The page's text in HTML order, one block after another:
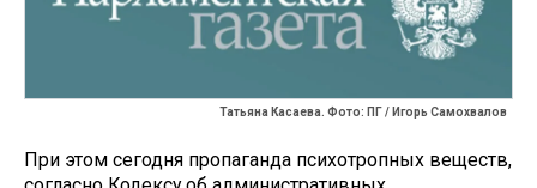
Татьяна Касаева. Фото: ПГ / Игорь Самохвалов
При этом сегодня пропаганда психотропных веществ,